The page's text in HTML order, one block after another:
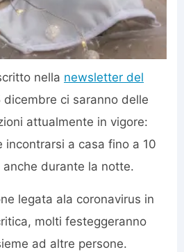
nella newsletter del
dicembre ci saranno delle
attualmente in vigore:
incontrarsi a casa fino a 10
durante la notte.
legata ala coronavirus in
molti festeggeranno
ad altre persone.